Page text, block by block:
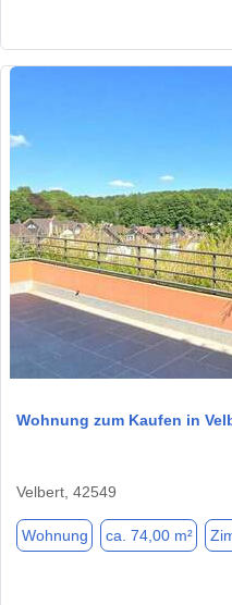
Wohnung zum Kaufen in
Velbert, 42549
Wohnung ca. 74,00 m²